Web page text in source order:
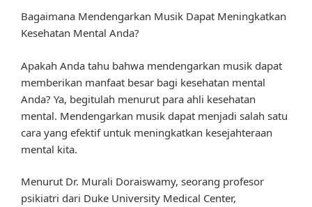
Bagaimana Mendengarkan Musik Dapat Meningkatkan
Kesehatan Mental Anda?
Apakah Anda tahu bahwa mendengarkan musik dapat
memberikan manfaat besar bagi kesehatan mental
Anda? Ya, begitulah menurut para ahli kesehatan
mental. Mendengarkan musik dapat menjadi salah satu
cara yang efektif untuk meningkatkan kesejahteraan
mental kita.
Menurut Dr. Murali Doraiswamy, seorang profesor
psikiatri dari Duke University Medical Center,